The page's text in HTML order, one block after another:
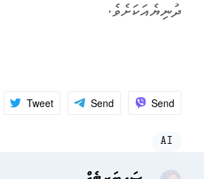
ދުނިޔެއަކަށެވެ.
Tweet Send Send
AI